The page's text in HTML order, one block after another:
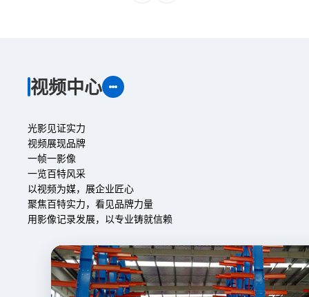
视频中心
光影见证实力
视频展现品牌
一帧一影像
一览百特风采
以视频为媒，展企业匠心
聚焦百特实力，看见品牌力量
用影像记录发展，以专业铸就信赖